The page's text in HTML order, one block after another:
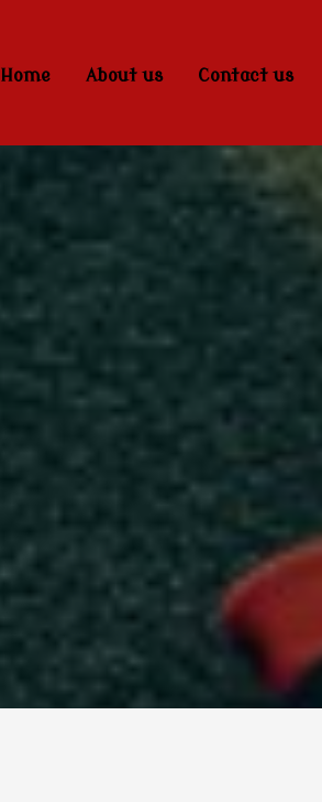
Home About us Contact us